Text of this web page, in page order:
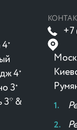
4★
4★
3★
3* &
+7